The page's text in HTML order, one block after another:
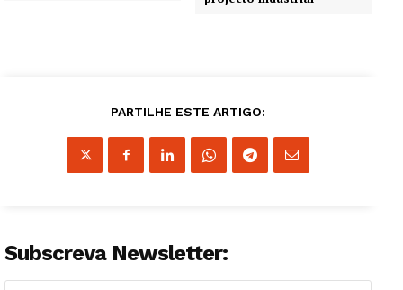
PARTILHE ESTE ARTIGO:
Subscreva Newsletter: